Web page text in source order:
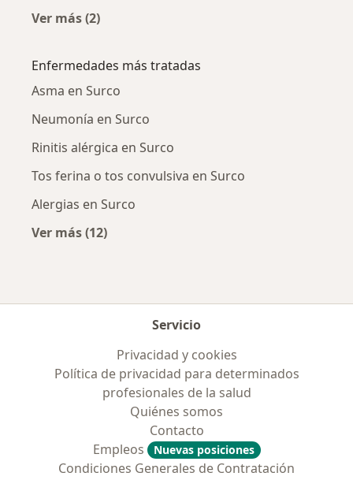
Ver más (2)
Enfermedades más tratadas
Asma en Surco
Neumonía en Surco
Rinitis alérgica en Surco
Tos ferina o tos convulsiva en Surco
Alergias en Surco
Ver más (12)
Servicio
Privacidad y cookies
Política de privacidad para determinados
profesionales de la salud
Quiénes somos
Contacto
Empleos
Nuevas posiciones
Condiciones Generales de Contratación